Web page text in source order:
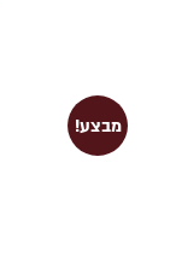
מבצע!